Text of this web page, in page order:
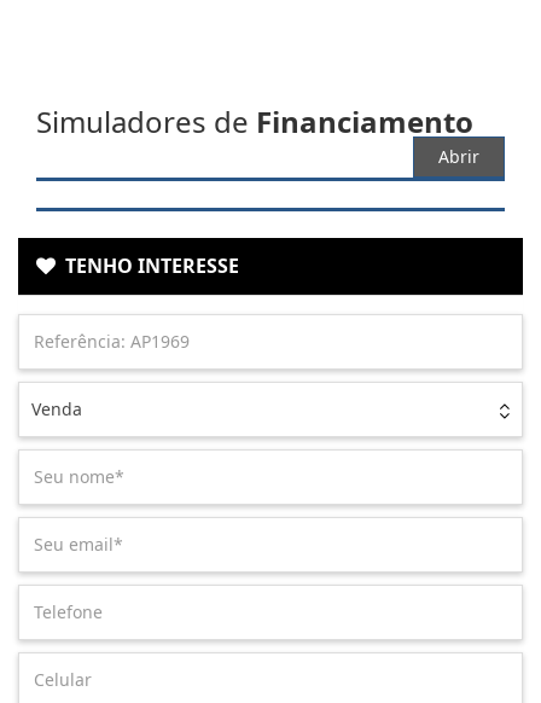
Simuladores de Financiamento
Abrir
TENHO INTERESSE
Venda